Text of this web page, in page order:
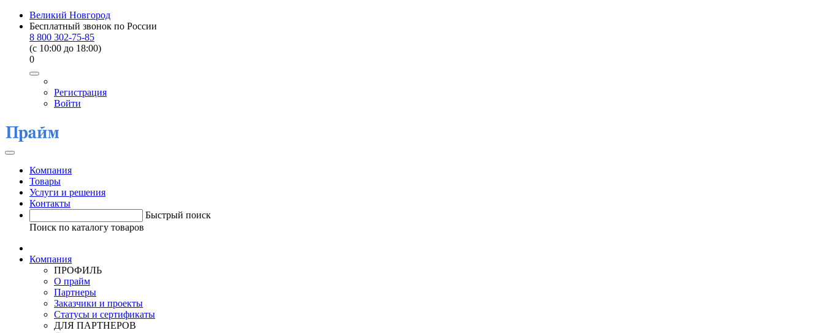
Великий Новгород
Бесплатный звонок по России
8 800 302-75-85
(c 10:00 до 18:00)
0
Регистрация
Войти
Компания
Товары
Услуги и решения
Контакты
Быстрый поиск
Поиск по каталогу товаров
Компания
ПРОФИЛЬ
О прайм
Партнеры
Заказчики и проекты
Статусы и сертификаты
ДЛЯ ПАРТНЕРОВ